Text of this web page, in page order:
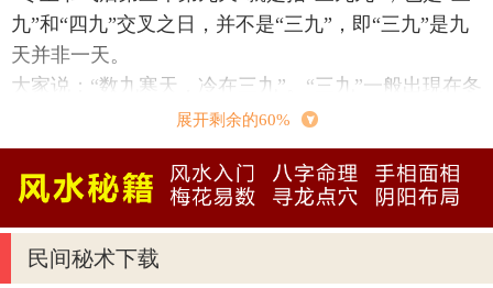
九”和“四九”交叉之日，并不是“三九”，即“三九”是九
天并非一天。
大家说：“数九寒天，冷在三九”。“三九”一般出現在冬
三九天时刻表
第一天：一月09日
第二天：1月10日
第三天：1月21日
第四天：1月12日
展开剩余的60%
民间秘术下载